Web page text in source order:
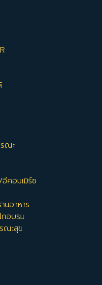
ณะ
คอมเมิร์ซ
นอาหาร
อบรม
ณะสุข